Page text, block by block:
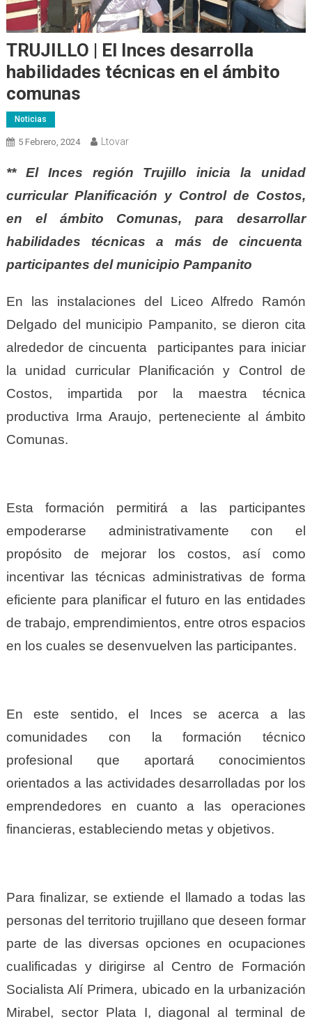
TRUJILLO | El Inces desarrolla
habilidades técnicas en el ámbito
comunas
Noticias
5 Febrero, 2024 Ltovar
** El Inces región Trujillo inicia la unidad
curricular Planificación y Control de Costos,
en el ámbito Comunas, para desarrollar
habilidades técnicas a más de cincuenta
participantes del municipio Pampanito
En las instalaciones del Liceo Alfredo Ramón
Delgado del municipio Pampanito, se dieron cita
alrededor de cincuenta participantes para iniciar
la unidad curricular Planificación y Control de
Costos, impartida por la maestra técnica
productiva Irma Araujo, perteneciente al ámbito
Comunas.
Esta formación permitirá a las participantes
empoderarse administrativamente con el
propósito de mejorar los costos, así como
incentivar las técnicas administrativas de forma
eficiente para planificar el futuro en las entidades
de trabajo, emprendimientos, entre otros espacios
en los cuales se desenvuelven las participantes.
En este sentido, el Inces se acerca a las
comunidades con la formación técnico
profesional que aportará conocimientos
orientados a las actividades desarrolladas por los
emprendedores en cuanto a las operaciones
financieras, estableciendo metas y objetivos.
Para finalizar, se extiende el llamado a todas las
personas del territorio trujillano que deseen formar
parte de las diversas opciones en ocupaciones
cualificadas y dirigirse al Centro de Formación
Socialista Alí Primera, ubicado en la urbanización
Mirabel, sector Plata I, diagonal al terminal de